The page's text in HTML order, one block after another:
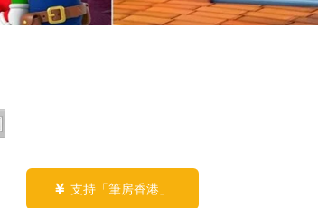
 支持「筆房香港」